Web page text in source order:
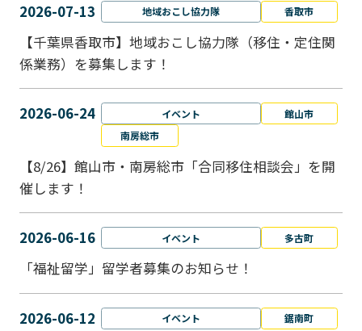
2026-07-13 地域おこし協力隊 香取市
【千葉県香取市】地域おこし協力隊（移住・定住関
係業務）を募集します！
2026-06-24 イベント
館山市
南房総市
【8/26】館山市・南房総市「合同移住相談会」を開
催します！
2026-06-16 イベント 多古町
「福祉留学」留学者募集のお知らせ！
2026-06-12 イベント 鋸南町